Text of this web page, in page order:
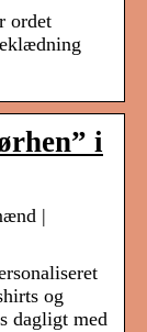
ordet
i
|
og
dagligt med